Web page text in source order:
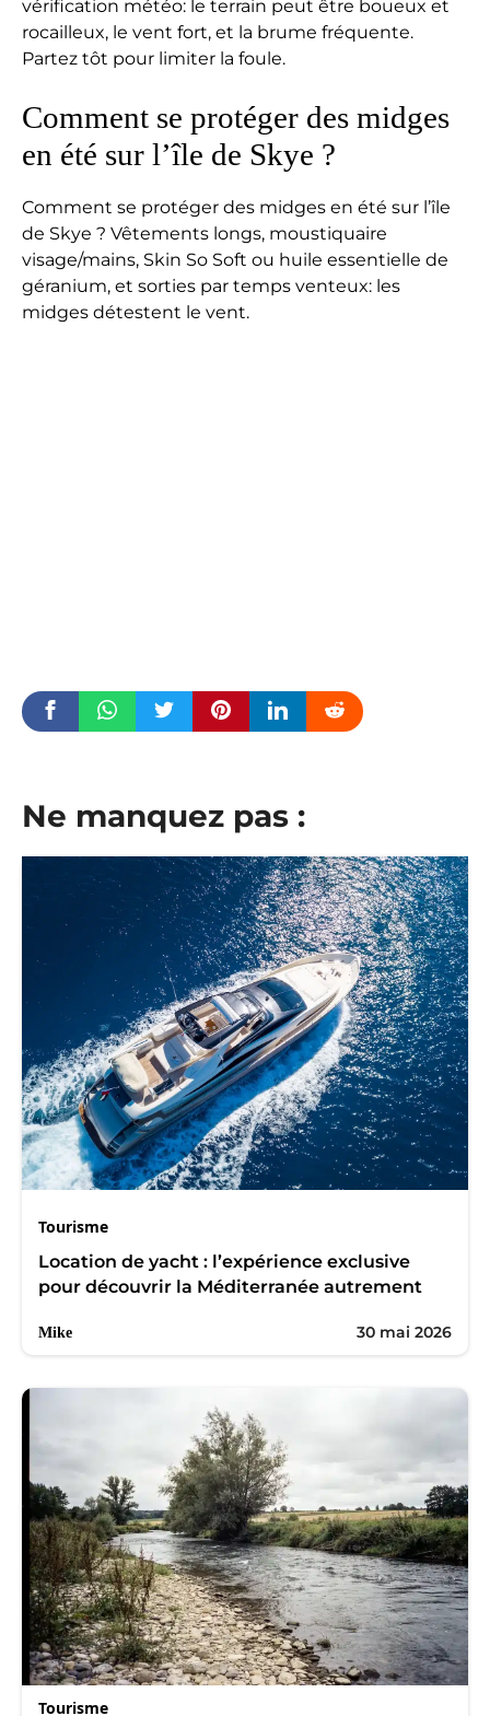
vérification météo: le terrain peut être boueux et
rocailleux, le vent fort, et la brume fréquente.
Partez tôt pour limiter la foule.
Comment se protéger des midges
en été sur l’île de Skye ?
Comment se protéger des midges en été sur l’île
de Skye ? Vêtements longs, moustiquaire
visage/mains, Skin So Soft ou huile essentielle de
géranium, et sorties par temps venteux: les
midges détestent le vent.
Ne manquez pas :
Tourisme
Location de yacht : l’expérience exclusive
pour découvrir la Méditerranée autrement
Mike 30 mai 2026
Tourisme